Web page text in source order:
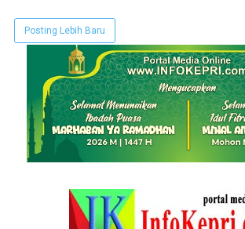
Posting Lebih Baru